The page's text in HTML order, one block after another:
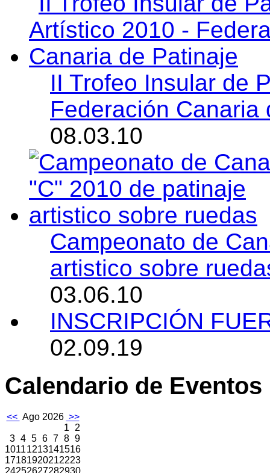
II Trofeo Insular de
Federación Canaria
08.03.10
Campeonato de
artistico sobre
03.06.10
INSCRIPCIÓN
02.09.19
Calendario de Eventos
<< Ago 2026 >>
1
2
3 4 5 6 7 8 9
10111213141516
17181920212223
24252627282930